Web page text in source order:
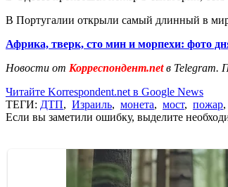
В Португалии открыли самый длинный в
Африка, тверк, сто мин и морпехи: фото
Новости от Корреспондент.netв Telegram.
Читайте Korrespondent.net в Google News
ТЕГИ: ДТП, Израиль, монета, мост, пожар,
Если вы заметили ошибку, выделите